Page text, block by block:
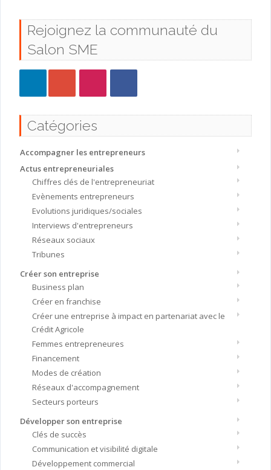
Rejoignez la communauté du
Salon SME
Catégories
Accompagner les entrepreneurs
Actus entrepreneuriales
Chiffres clés de l'entrepreneuriat
Evènements entrepreneurs
Evolutions juridiques/sociales
Interviews d'entrepreneurs
Réseaux sociaux
Tribunes
Créer son entreprise
Business plan
Créer en franchise
Créer une entreprise à impact en partenariat avec le
Crédit Agricole
Femmes entrepreneures
Financement
Modes de création
Réseaux d'accompagnement
Secteurs porteurs
Développer son entreprise
Clés de succès
Communication et visibilité digitale
Développement commercial